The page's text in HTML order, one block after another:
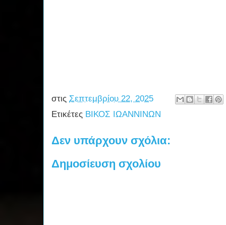
στις Σεπτεμβρίου 22, 2025
Ετικέτες ΒΙΚΟΣ ΙΩΑΝΝΙΝΩΝ
Δεν υπάρχουν σχόλια:
Δημοσίευση σχολίου